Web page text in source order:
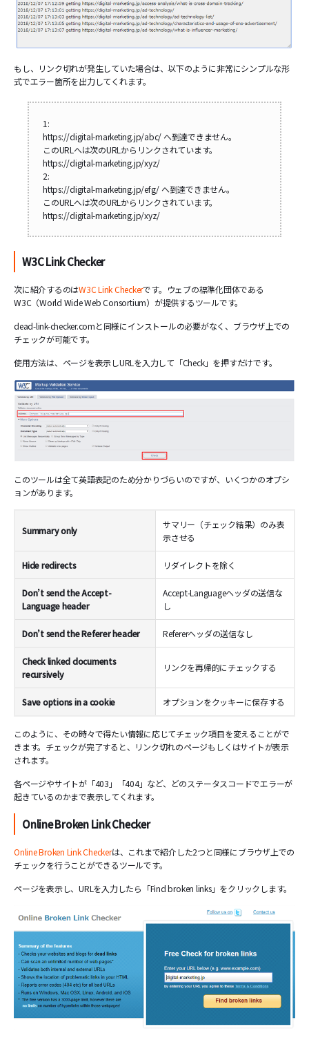
もし、リンク切れが発生していた場合は、以下のように非常にシンプルな形
式でエラー箇所を出力してくれます。
1:
https://digital-marketing.jp/abc/ へ到達できません。
このURLへは次のURLからリンクされています。
https://digital-marketing.jp/xyz/
2:
https://digital-marketing.jp/efg/ へ到達できません。
このURLへは次のURLからリンクされています。
https://digital-marketing.jp/xyz/
W3C Link Checker
次に紹介するのはW3C Link Checkerです。ウェブの標準化団体である
W3C（World Wide Web Consortium）が提供するツールです。
dead-link-checker.comと同様にインストールの必要がなく、ブラウザ上での
チェックが可能です。
使用方法は、ページを表示しURLを入力して「Check」を押すだけです。
このツールは全て英語表記のため分かりづらいのですが、いくつかのオプシ
ョンがあります。
Summary only
サマリー（チェック結果）のみ表
示させる
Hide redirects リダイレクトを除く
Don’t send the Accept-
Language header
Accept-Languageヘッダの送信な
し
Don’t send the Referer header Refererヘッダの送信なし
Check linked documents
recursively
リンクを再帰的にチェックする
Save options in a cookie オプションをクッキーに保存する
このように、その時々で得たい情報に応じてチェック項目を変えることがで
きます。チェックが完了すると、リンク切れのページもしくはサイトが表示
されます。
各ページやサイトが「403」「404」など、どのステータスコードでエラーが
起きているのかまで表示してくれます。
Online Broken Link Checker
Online Broken Link Checkerは、これまで紹介した2つと同様にブラウザ上での
チェックを行うことができるツールです。
ページを表示し、URLを入力したら「Find broken links」をクリックします。